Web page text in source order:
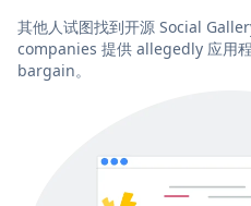
其他人试图找到开源 Social
companies 提供 allegedly 应用
bargain。